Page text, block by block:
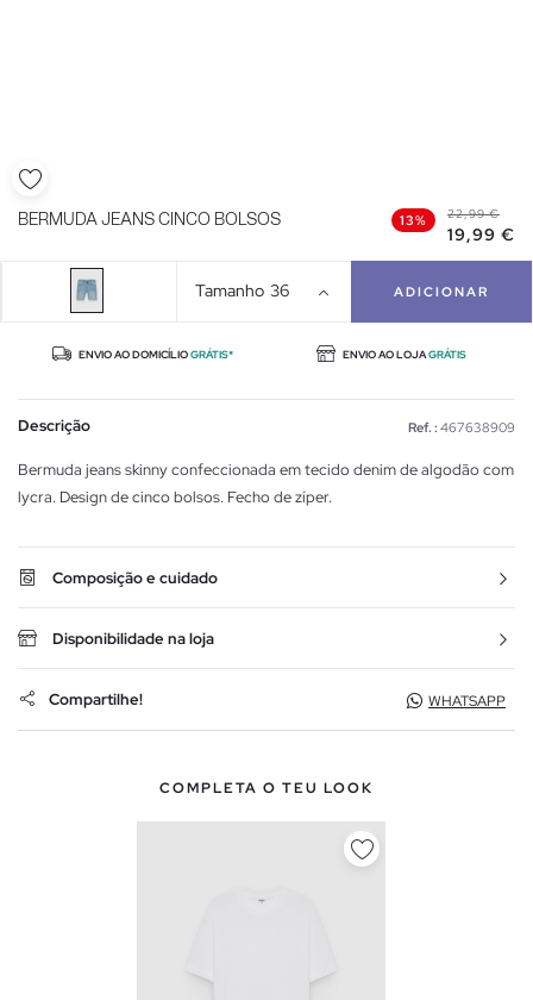
BERMUDA JEANS CINCO BOLSOS 13% 22,99 €
19,99 €
Tamanho 36 ADICIONAR
ENVIO AO DOMICÍLIOGRÁTIS* ENVIO AO LOJAGRÁTIS
Descrição Ref. : 467638909
Bermuda jeans skinny confeccionada em tecido denim de algodão com
lycra. Design de cinco bolsos. Fecho de zíper.
Composição e cuidado
Disponibilidade na loja
Compartilhe! WHATSAPP
COMPLETA O TEU LOOK